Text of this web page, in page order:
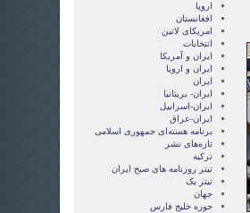
اروپا
افغانستان
امریکای لاتین
انتخابات
ايران و آمريکا
ايران و اروپا
ایران
ایران- بریتانیا
ایران-اسراییل
ایران-عراق
برنامه هسته‌ای جمهوری اسلامی
تازه‌های نشر
ترکیه
تیتر روزنامه های صبح ایران
تیتر یک
جهان
حوزه خلیج فارس